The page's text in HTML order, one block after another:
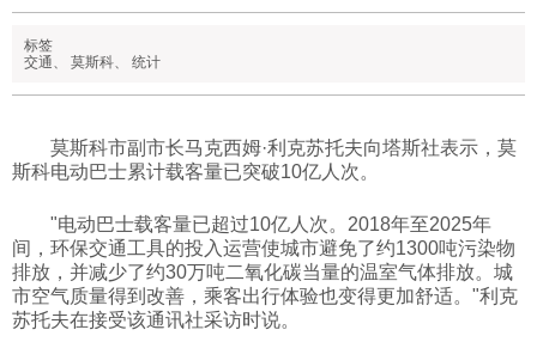
军事
评论
经济
科技
标签
交通、 莫斯科、 统计
莫斯科市副市长马克西姆·利克苏托夫向塔斯社表示，莫
斯科电动巴士累计载客量已突破10亿人次。
"电动巴士载客量已超过10亿人次。2018年至2025年
间，环保交通工具的投入运营使城市避免了约1300吨污染物
排放，并减少了约30万吨二氧化碳当量的温室气体排放。城
市空气质量得到改善，乘客出行体验也变得更加舒适。"利克
苏托夫在接受该通讯社采访时说。